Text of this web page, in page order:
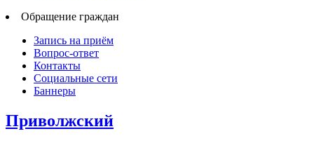
Обращение граждан
Запись на приём
Вопрос-ответ
Контакты
Социальные сети
Баннеры
Приволжский